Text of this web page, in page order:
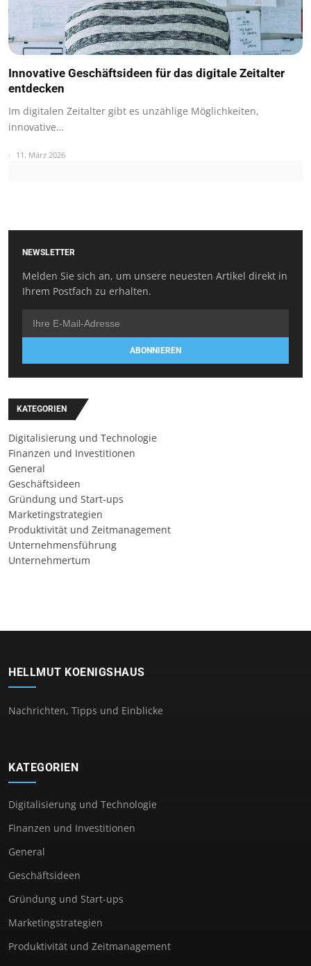
Innovative Geschäftsideen für das digitale Zeitalter
entdecken
Im digitalen Zeitalter gibt es unzählige Möglichkeiten,
innovative…
11. März 2026
NEWSLETTER
Melden Sie sich an, um unsere neuesten Artikel direkt in
Ihrem Postfach zu erhalten.
ABONNIEREN
KATEGORIEN
Digitalisierung und Technologie
Finanzen und Investitionen
General
Geschäftsideen
Gründung und Start-ups
Marketingstrategien
Produktivität und Zeitmanagement
Unternehmensführung
Unternehmertum
HELLMUT KOENIGSHAUS
Nachrichten, Tipps und Einblicke
KATEGORIEN
Digitalisierung und Technologie
Finanzen und Investitionen
General
Geschäftsideen
Gründung und Start-ups
Marketingstrategien
Produktivität und Zeitmanagement